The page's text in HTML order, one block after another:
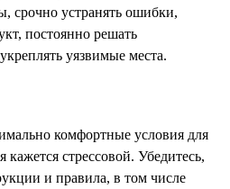
срочно устранять ошибки,
постоянно решать
уязвимые места.
комфортные условия для
стрессовой. Убедитесь,
и правила, в том числе